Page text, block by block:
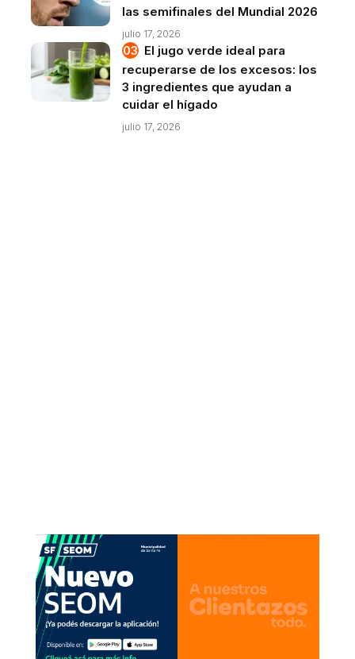
las semifinales del Mundial 2026
julio 17, 2026
El jugo verde ideal para
recuperarse de los excesos: los
3 ingredientes que ayudan a
cuidar el hígado
julio 17, 2026